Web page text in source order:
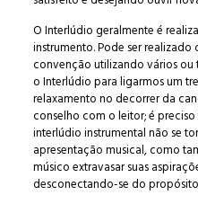
O Interlúdio geralmente é
instrumento. Pode ser
convenção utilizando vários ou
o Interlúdio para ligarmos um
relaxamento no decorrer da
conselho com o leitor; é
interlúdio instrumental não se
apresentação musical, como
músico extravasar suas
desconectando-se do